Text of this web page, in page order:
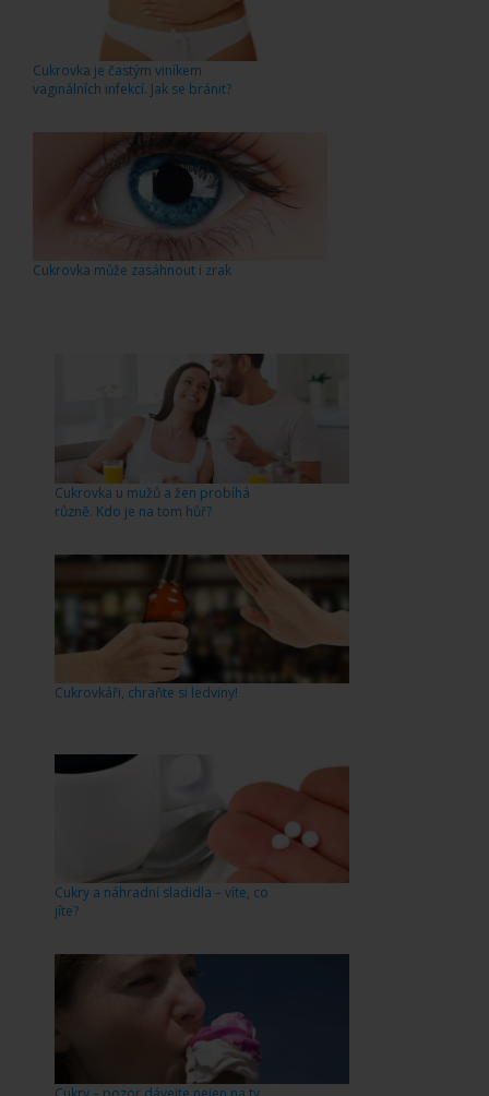
Cukrovka je častým viníkem
vaginálních infekcí. Jak se bránit?
Cukrovka může zasáhnout i zrak
Cukrovka u mužů a žen probíhá
různě. Kdo je na tom hůř?
Cukrovkáři, chraňte si ledviny!
Cukry a náhradní sladidla – víte, co
jíte?